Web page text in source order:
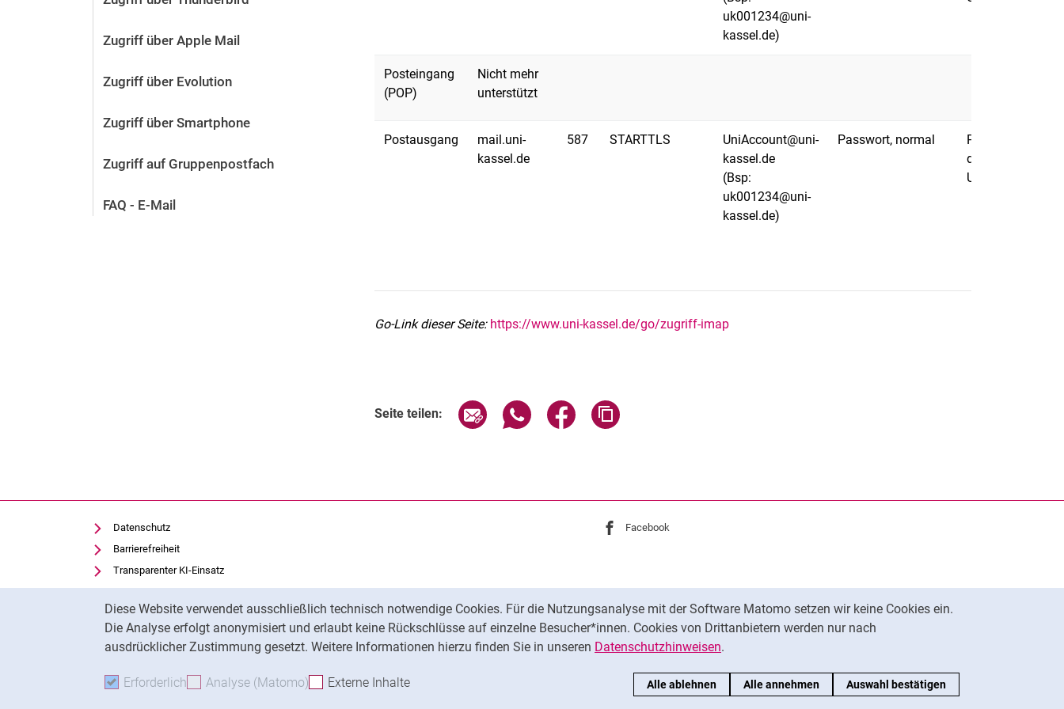
Diese Website verwendet ausschließlich technisch notwendige Cookies. Für die Nutzungsanalyse mit der Software Matomo setzen wir keine Cookies ein.
Die Analyse erfolgt anonymisiert und erlaubt keine Rückschlüsse auf einzelne Besucher*innen. Cookies von Drittanbietern werden nur nach
ausdrücklicher Zustimmung gesetzt. Weitere Informationen hierzu finden Sie in unseren Datenschutzhinweisen.
Erforderlich Erforderliche Cookies akzeptieren
Analyse (Matomo) Analyse-Cookies akzeptieren
Externe Inhalte Alle ablehnen Alle annehmen Auswahl bestätigen
Zugriff über Apple Mail
Zugriff über Evolution
Zugriff über Smartphone
Zugriff auf Gruppenpostfach
FAQ - E-Mail
uk001234@uni-
kassel.de)
Posteingang
(POP)
Nicht mehr
unterstützt
Postausgang
mail.uni-
kassel.de
587 STARTTLS
UniAccount@uni-
kassel.de
(Bsp:
uk001234@uni-
kassel.de)
Passwort, normal
Passwort
des
UniAccounts
Go-Link dieser Seite: https://www.uni-kassel.de/go/zugriff-imap
Seite teilen: Seite über E-Mail teilen
Seite über WhatsApp teilen (externer Link, öffnet neues Fenster)
Seite über Facebook teilen (externer Link, öffnet neues Fenster)
Datenschutz
Barrierefreiheit
Transparenter KI-Einsatz
Impressum
IT-Benutzungsordnung
Cookie-Einstellungen
Externer Link: Universität Kassel auf
Facebook